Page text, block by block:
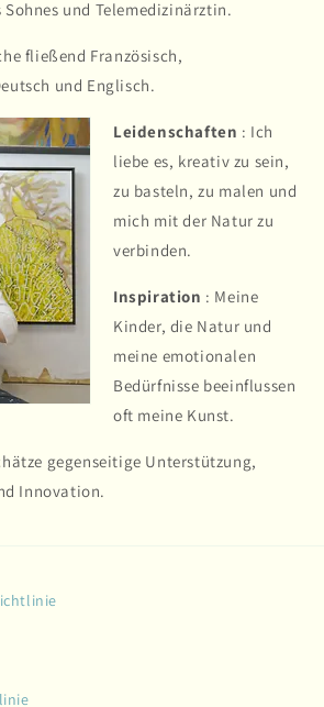
und Telemedizinärztin.
fließend Französisch,
und Englisch.
Leidenschaften : Ich
liebe es, kreativ zu sein,
zu basteln, zu malen und
mich mit der Natur zu
verbinden.
Inspiration : Meine
Kinder, die Natur und
meine emotionalen
Bedürfnisse beeinflussen
oft meine Kunst.
gegenseitige Unterstützung,
Innovation.